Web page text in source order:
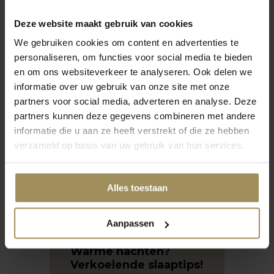
Deze website maakt gebruik van cookies
We gebruiken cookies om content en advertenties te
personaliseren, om functies voor social media te bieden
en om ons websiteverkeer te analyseren. Ook delen we
informatie over uw gebruik van onze site met onze
partners voor social media, adverteren en analyse. Deze
partners kunnen deze gegevens combineren met andere
informatie die u aan ze heeft verstrekt of die ze hebben
verzameld op basis van uw gebruik van hun services.
Alles toestaan
Aanpassen
Wat voor matras is goed voor je rug?
Meer vragen
augustus 2024
Warme nachten?
Verkoelende slaaptips!
april